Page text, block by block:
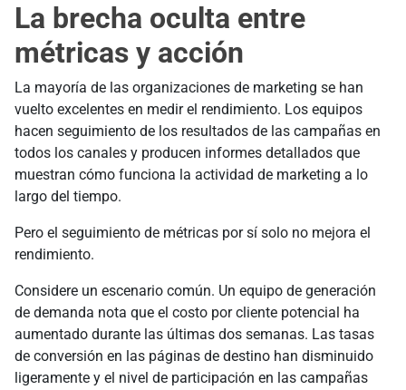
La brecha oculta entre
métricas y acción
La mayoría de las organizaciones de marketing se han
vuelto excelentes en medir el rendimiento. Los equipos
hacen seguimiento de los resultados de las campañas en
todos los canales y producen informes detallados que
muestran cómo funciona la actividad de marketing a lo
largo del tiempo.
Pero el seguimiento de métricas por sí solo no mejora el
rendimiento.
Considere un escenario común. Un equipo de generación
de demanda nota que el costo por cliente potencial ha
aumentado durante las últimas dos semanas. Las tasas
de conversión en las páginas de destino han disminuido
ligeramente y el nivel de participación en las campañas